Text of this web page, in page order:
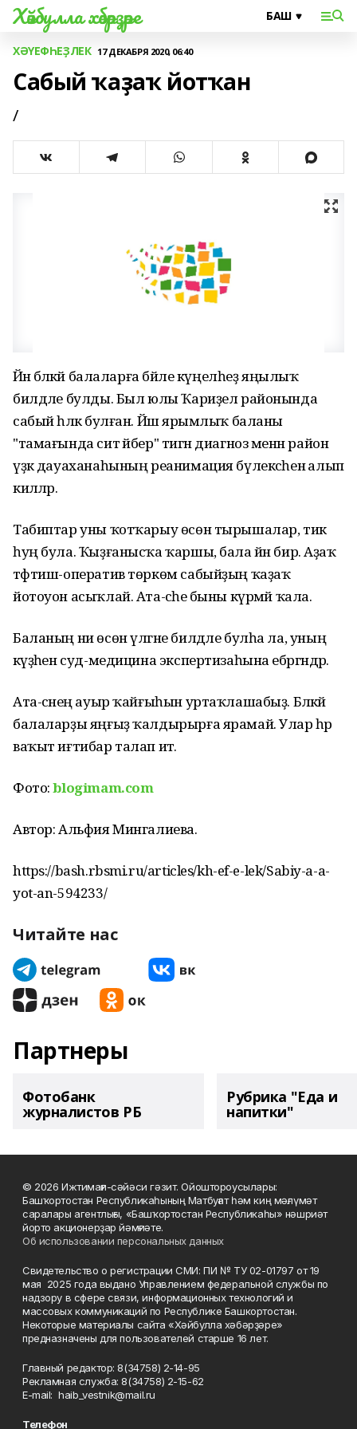
Хәйбулла хәбәрҙәре
ХӘҮЕФҺЕҘЛЕК 17 ДЕКАБРЯ 2020, 06:40
Сабый ҡаҙаҡ йотҡан
/
Йәнә бәләкәй балаларға бәйле күңелһеҙ яңылыҡ
билдәле булды. Был юлы Ҡариҙел районында
сабый һәләк булған. Йәш ярымлыҡ баланы
"тамағында сит әйбер" тигән диагноз менән район
үҙәк дауаханаһының реанимация бүлексәһенә алып
киләләр.
Табиптар уны ҡотҡарыу өсөн тырышалар, тик
һуң була. Ҡыҙғанысҡа ҡаршы, бала йән бирә. Аҙаҡ
тәфтиш-оператив төркөм сабыйҙың ҡаҙаҡ
йотоуон асыҡлай. Ата-әсәһе быны күрмәй ҡала.
Баланың ни өсөн үлгәне билдәле булһа ла, уның
кәүҙәһен суд-медицина экспертизаһына ебәргәндәр.
Ата-әсәнең ауыр ҡайғыһын уртаҡлашабыҙ. Бәләкәй
балаларҙы яңғыҙ ҡалдырырға ярамай. Улар һәр
ваҡыт иғтибар талап итә.
Фото:blogimam.com
Автор: Альфия Мингалиева.
https://bash.rbsmi.ru/articles/kh-ef-e-lek/Sabiy-a-a-
yot-an-594233/
Читайте нас
Партнеры
Фотобанк
журналистов РБ
Рубрика "Еда и
напитки"
© 2026 Ижтимағи-сәйәси гәзит. Ойоштороусылары:
Башҡортостан Республикаһының Матбуғат һәм киң мәғлүмәт
саралары агентлығы, «Башҡортостан Республикаһы» нәшриәт
йорто акционерҙар йәмғиәте.
Об использовании персональных данных
Свидетельство о регистрации СМИ: ПИ № ТУ 02-01797 от 19
мая 2025 года выдано Управлением федеральной службы по
надзору в сфере связи, информационных технологий и
массовых коммуникаций по Республике Башкортостан.
Некоторые материалы сайта «Хәйбулла хәбәрҙәре»
предназначены для пользователей старше 16 лет.
Главный редактор: 8(34758) 2-14-95
Рекламная служба: 8(34758) 2-15-62
Е-mаil: haib_vestnik@mail.ru
Телефон